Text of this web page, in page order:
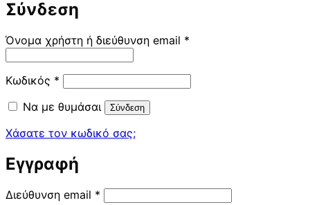
Σύνδεση
Όνομα χρήστη ή διεύθυνση email *
Κωδικός * Απαιτείται
Να με θυμάσαι
Σύνδεση
Χάσατε τον κωδικό σας;
Εγγραφή
Διεύθυνση email * Απαιτείται